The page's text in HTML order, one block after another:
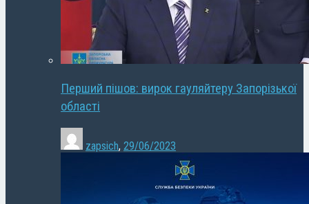
Перший пішов: вирок гауляйтеру Запорізької
області
zapsich, 29/06/2023